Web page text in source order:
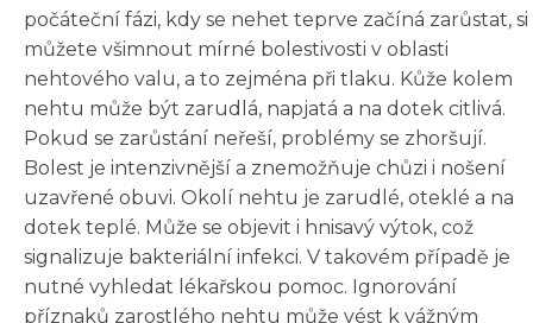
počáteční fázi, kdy se nehet teprve začíná zarůstat, si
můžete všimnout mírné bolestivosti v oblasti
nehtového valu, a to zejména při tlaku. Kůže kolem
nehtu může být zarudlá, napjatá a na dotek citlivá.
Pokud se zarůstání neřeší, problémy se zhoršují.
Bolest je intenzivnější a znemožňuje chůzi i nošení
uzavřené obuvi. Okolí nehtu je zarudlé, oteklé a na
dotek teplé. Může se objevit i hnisavý výtok, což
signalizuje bakteriální infekci. V takovém případě je
nutné vyhledat lékařskou pomoc. Ignorování
příznaků zarostlého nehtu může vést k vážným